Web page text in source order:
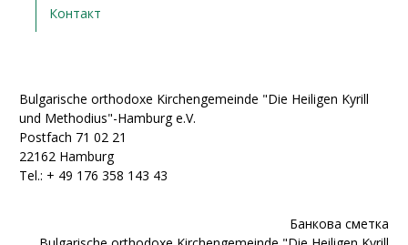
Контакт
Bulgarische orthodoxe Kirchengemeinde "Die Heiligen Kyrill
und Methodius"-Hamburg e.V.
Postfach 71 02 21
22162 Hamburg
Tel.: + ‭49 176 358 143 43‬
Банкова сметка